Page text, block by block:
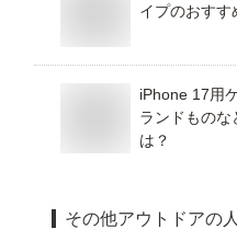
イプのおすす
iPhone 17用
ランドものな
は？
その他アウトドアの